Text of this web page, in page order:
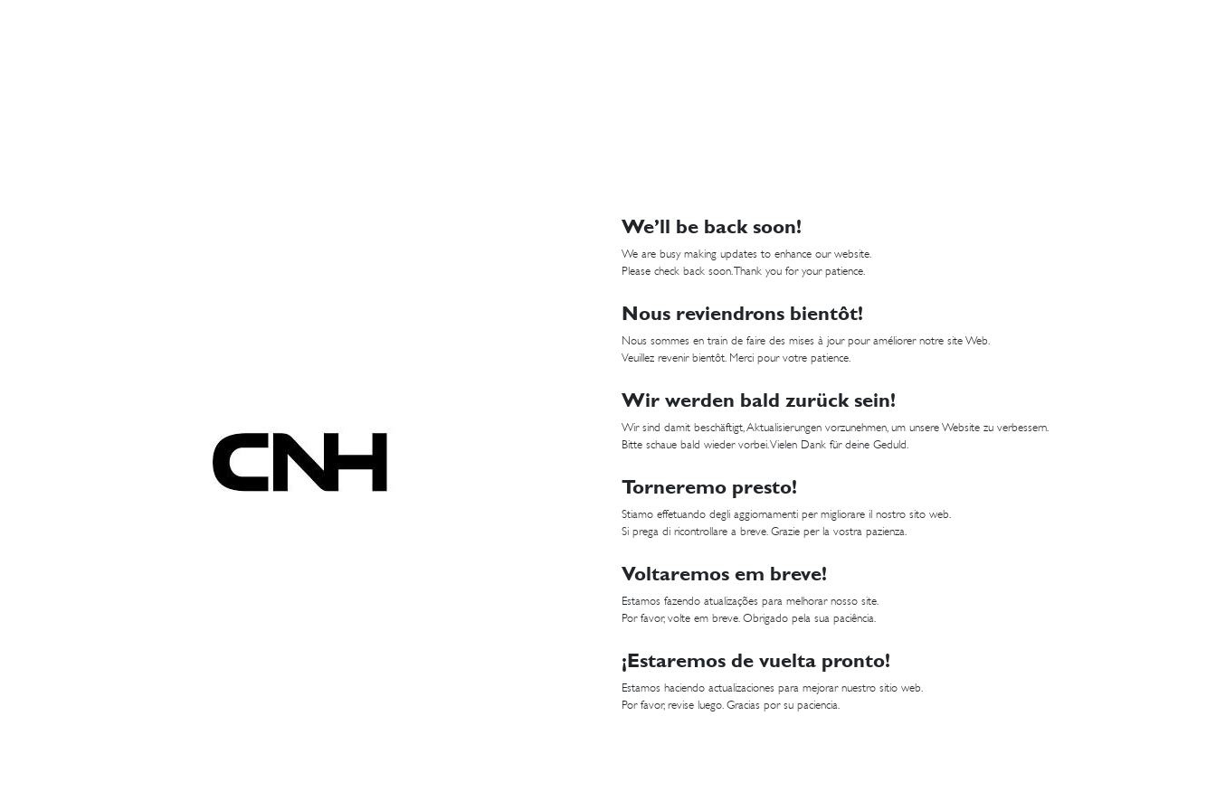
We’ll be back soon!
We are busy making updates to enhance our website.
Please check back soon. Thank you for your patience.
Nous reviendrons bientôt!
Nous sommes en train de faire des mises à jour pour améliorer notre site Web.
Veuillez revenir bientôt. Merci pour votre patience.
Wir werden bald zurück sein!
Wir sind damit beschäftigt, Aktualisierungen vorzunehmen, um unsere Website zu verbessern.
Bitte schaue bald wieder vorbei. Vielen Dank für deine Geduld.
Torneremo presto!
Stiamo effetuando degli aggiornamenti per migliorare il nostro sito web.
Si prega di ricontrollare a breve. Grazie per la vostra pazienza.
Voltaremos em breve!
Estamos fazendo atualizações para melhorar nosso site.
Por favor, volte em breve. Obrigado pela sua paciência.
¡Estaremos de vuelta pronto!
Estamos haciendo actualizaciones para mejorar nuestro sitio web.
Por favor, revise luego. Gracias por su paciencia.